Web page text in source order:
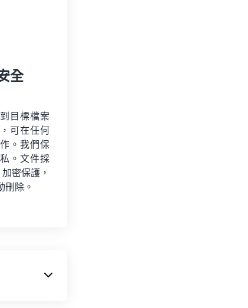
全
目標檔案
可在任何
。我們保
。文件採
密保護，
刪除。